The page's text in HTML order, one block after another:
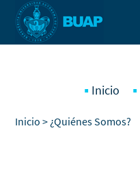
Pasar al contenido principal
Inicio
Inicio > ¿Quiénes Somos?